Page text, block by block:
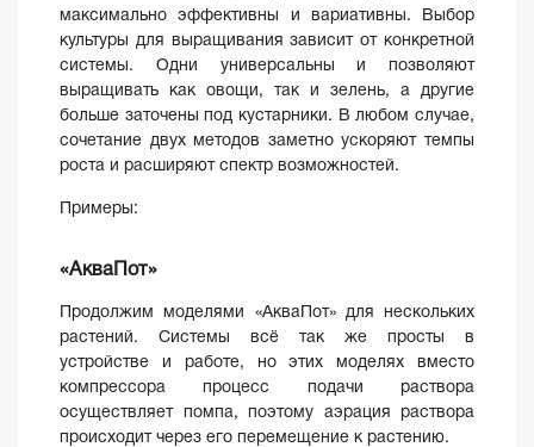
максимально эффективны и вариативны. Выбор
культуры для выращивания зависит от конкретной
системы. Одни универсальны и позволяют
выращивать как овощи, так и зелень, а другие
больше заточены под кустарники. В любом случае,
сочетание двух методов заметно ускоряют темпы
роста и расширяют спектр возможностей.
Примеры:
«АкваПот»
Продолжим моделями «АкваПот» для нескольких
растений. Системы всё так же просты в
устройстве и работе, но этих моделях вместо
компрессора процесс подачи раствора
осуществляет помпа, поэтому аэрация раствора
происходит через его перемещение к растению.